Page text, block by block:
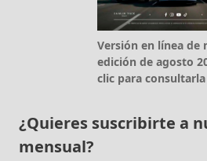
Versión en línea de
edición de agosto
clic para consultarla
¿Quieres suscribirte a
mensual?